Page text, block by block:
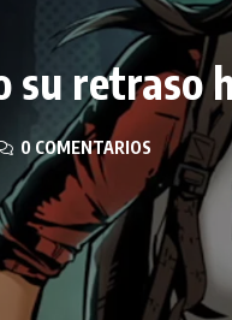
su retraso
0 COMENTARIOS